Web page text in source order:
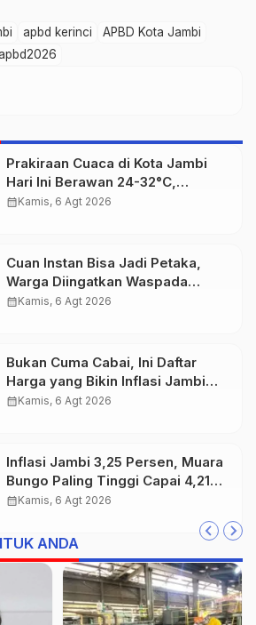
apbd kerinci
APBD Kota Jambi
Prakiraan Cuaca di Kota Jambi
Hari Ini Berawan 24-32°C,
kelembapan 59-97 persen.
calendar_monthKamis, 6 Agt 2026
Cuan Instan Bisa Jadi Petaka,
Warga Diingatkan Waspada
Investasi Bodong dan Judi Online
calendar_monthKamis, 6 Agt 2026
Bukan Cuma Cabai, Ini Daftar
Harga yang Bikin Inflasi Jambi
Tembus 3,25 Persen
calendar_monthKamis, 6 Agt 2026
Inflasi Jambi 3,25 Persen, Muara
Bungo Paling Tinggi Capai 4,21
Persen
calendar_monthKamis, 6 Agt 2026
ANDA